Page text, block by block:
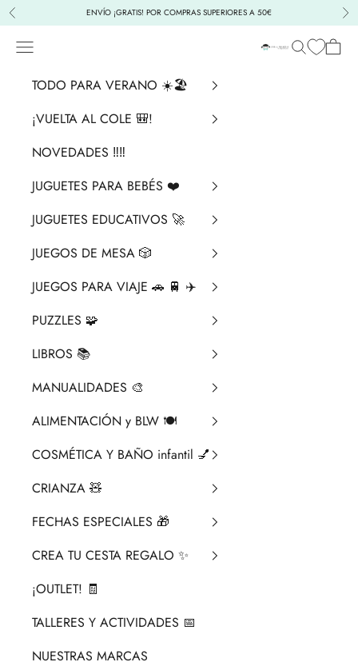
Ir al contenido
Anterior ENVÍO ¡GRATIS! POR COMPRAS SUPERIORES A 50€
La Chata
Menú BuscarCesta
TODO PARA VERANO ☀️🏖️
¡VUELTA AL COLE 🎒!
NOVEDADES ‼️​‼️​
JUGUETES PARA BEBÉS ❤️​
JUGUETES EDUCATIVOS 🚀
JUEGOS DE MESA 🎲
JUEGOS PARA VIAJE 🚗 🚆 ✈️
PUZZLES 🧩
LIBROS 📚​
MANUALIDADES 🎨​
ALIMENTACIÓN y BLW 🍽️
COSMÉTICA Y BAÑO infantil 💅
CRIANZA ​🧸​
FECHAS ESPECIALES 🎁
CREA TU CESTA REGALO ✨
¡OUTLET! 🧾
TALLERES Y ACTIVIDADES 📅
NUESTRAS MARCAS